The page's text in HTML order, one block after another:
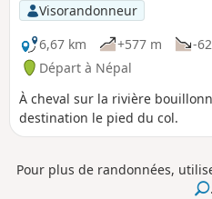
Visorandonneur
6,67 km
+577 m -
Départ à Népal
À cheval sur la rivière
destination le pied du col.
Pour plus de randonnées,
.